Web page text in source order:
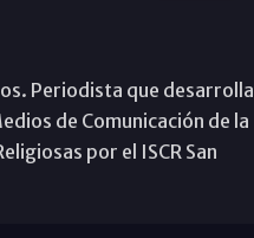
Periodista que desarrolla
de Comunicación de la
por el ISCR San